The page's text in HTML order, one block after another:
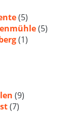
(5)
(5)
(1)
(9)
(7)